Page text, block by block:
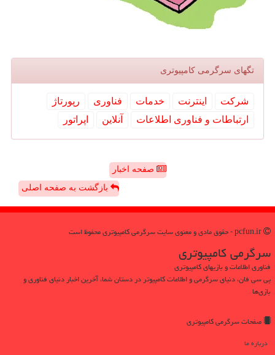
تگهای سرگرمی كامپیوتری
شركت اینترنت خدمات فناوری
رپورتاژ
ارتباطات و فناوری اطلاعات
آنلاین اپراتور
صفحه اخبار
بازگشت به صفحه اصلی
سرگرمی كامپیوتری
فناوری اطلاعات و بازیهای کامپیوتری
پی سی فان، دنیای سرگرمی و اطلاعات کامپیوتر در دستان شما، آخرین اخبار دنیای فناوری و
بازی‌ها
صفحات سرگرمی كامپیوتری
درباره ما